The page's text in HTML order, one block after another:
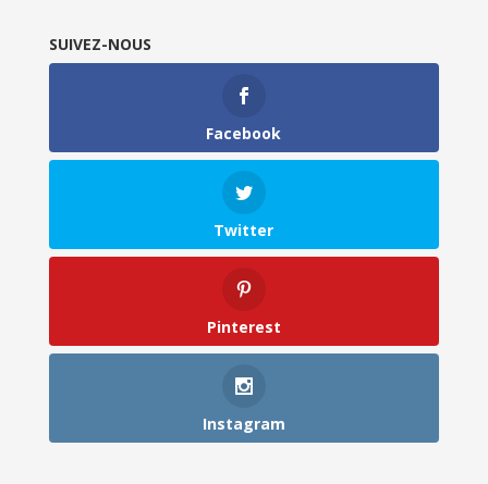
SUIVEZ-NOUS
Facebook
Twitter
Pinterest
Instagram